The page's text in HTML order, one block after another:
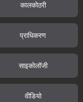
कालकोठरी
प्राधिकरण
साइकोलॉजी
वीडियो